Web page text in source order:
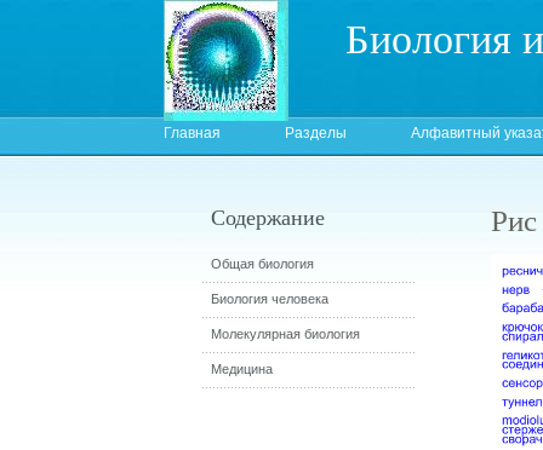
Биология
Главная Разделы Алфавитный
Рис
Содержание
Общая биология
Биология человека
Молекулярная биология
Медицина